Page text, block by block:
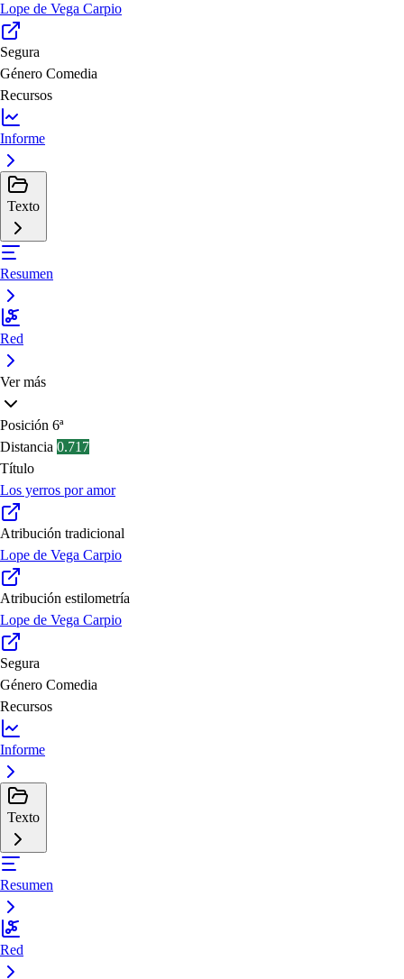
Lope de Vega Carpio
Segura
Género Comedia
Recursos
Informe
Texto
Resumen
Red
Ver más
Posición 6ª
Distancia 0.717
Título
Los yerros por amor
Atribución tradicional
Lope de Vega Carpio
Atribución estilometría
Lope de Vega Carpio
Segura
Género Comedia
Recursos
Informe
Texto
Resumen
Red